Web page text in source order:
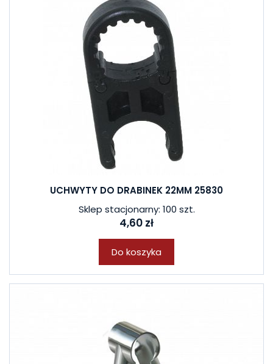
UCHWYTY DO DRABINEK 22MM 25830
Sklep stacjonarny: 100 szt.
4,60 zł
Do koszyka